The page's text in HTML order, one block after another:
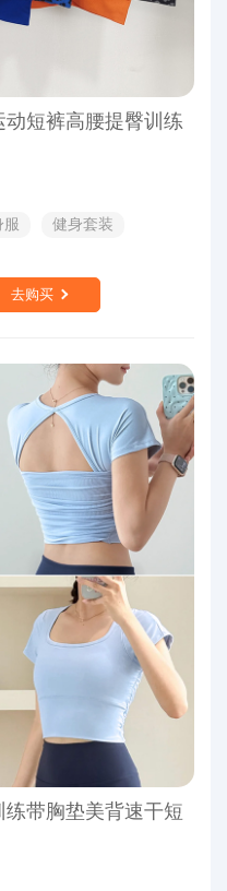
短裤高腰提臀训练
服
健身套装
去购买
带胸垫美背速干短